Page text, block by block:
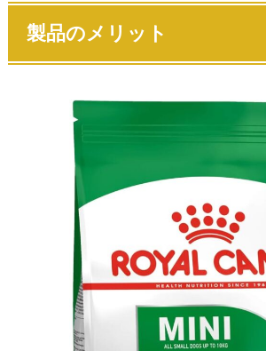
製品のメリット